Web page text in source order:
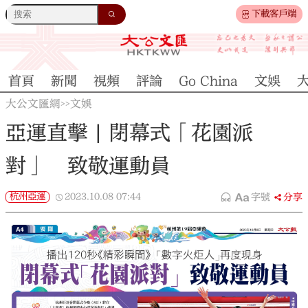
下載客戶端
首頁 新聞 視頻 評論 Go China 文娛
大公文匯網>>文娛
亞運直擊 | 閉幕式「花園派
對」 致敬運動員
杭州亞運 2023.10.08 07:44 字號 分享